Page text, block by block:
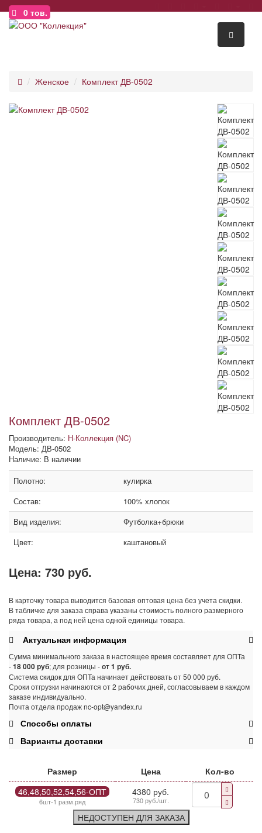
0 тов.
Женское Комплект ДВ-0502
Комплект ДВ-0502
Производитель: Н-Коллекция (NC)
Модель: ДВ-0502
Наличие: В наличии
Полотно:
кулирка
Состав:
100% хлопок
Вид изделия:
Футболка+брюки
Цвет:
каштановый
Цена: 730 руб.
В карточку товара выводится базовая оптовая цена без учета скидки.
В табличке для заказа справа указаны стоимость полного размерного
ряда товара, а под ней цена одной единицы товара.
Актуальная информация
Сумма минимального заказа в настоящее время составляет для ОПТа
-18 000 руб; для розницы -от 1 руб.
Система скидок для ОПТа начинает действовать от 50 000 руб.
Сроки отгрузки начинаются от 2 рабочих дней, согласовываем в каждом
заказе индивидуально.
Почта отдела продаж nc-opt@yandex.ru
Способы оплаты
Варианты доставки
Размер Цена
Кол-во
46,48,50,52,54,56-ОПТ
6шт-1 разм.ряд
4380 руб.
730 руб./шт.
НЕДОСТУПЕН ДЛЯ ЗАКАЗА